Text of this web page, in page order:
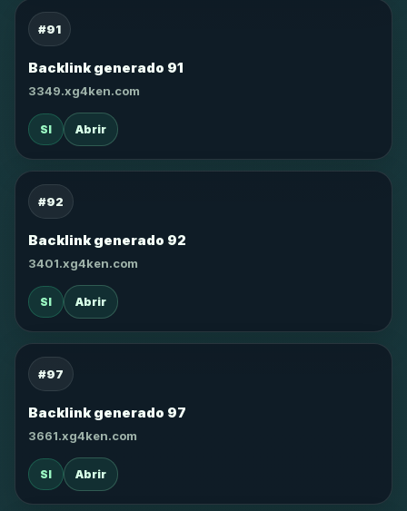
#91
Backlink generado 91
3349.xg4ken.com
SI Abrir
#92
Backlink generado 92
3401.xg4ken.com
SI Abrir
#97
Backlink generado 97
3661.xg4ken.com
SI Abrir